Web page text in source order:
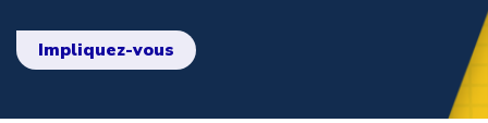
Impliquez-vous